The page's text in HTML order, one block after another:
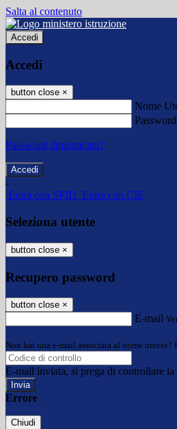
Salta al contenuto
Accedi
Accedi
button close ×
Nome
Password
Password dimenticata?
-
Entra con SPID Entra con CIE
Seleziona utente
button close ×
Recupero password
button close ×
E-mail
Non hai una e-mail associata al nome
E-mail inviata, si prega di controllare la
Errore
Chiudi